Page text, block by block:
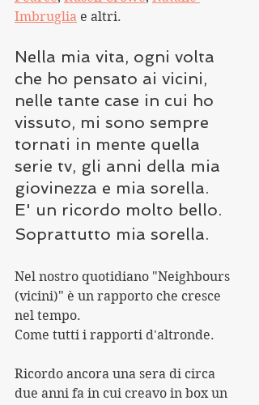
Imbruglia e altri.
Nella mia vita, ogni volta
che ho pensato ai vicini,
nelle tante case in cui ho
vissuto, mi sono sempre
tornati in mente quella
serie tv, gli anni della mia
giovinezza e mia sorella.
E' un ricordo molto bello.
Soprattutto mia sorella.
Nel nostro quotidiano "Neighbours
(vicini)" è un rapporto che cresce
nel tempo.
Come tutti i rapporti d'altronde.
Ricordo ancora una sera di circa
due anni fa in cui creavo in box un